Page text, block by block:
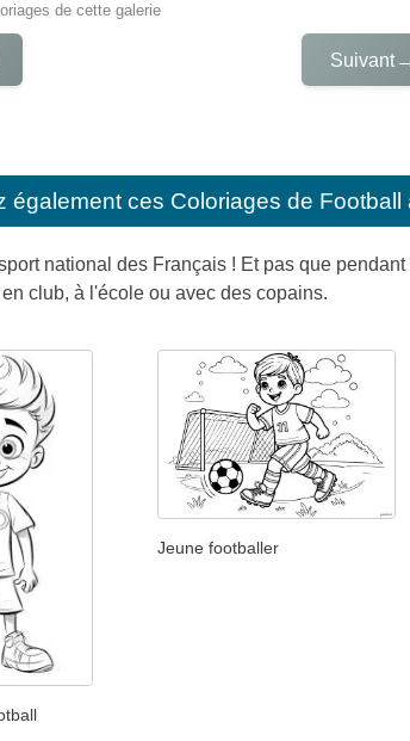
de cette galerie
Suivant
également ces Coloriages de
national des Français ! Et pas que
club, à l'école ou avec des copains.
Jeune footballer